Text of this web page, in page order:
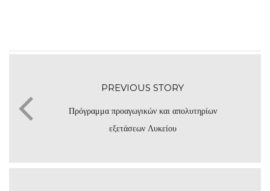
PREVIOUS STORY
Πρόγραμμα προαγωγικών και απολυτηρίων
εξετάσεων Λυκείου